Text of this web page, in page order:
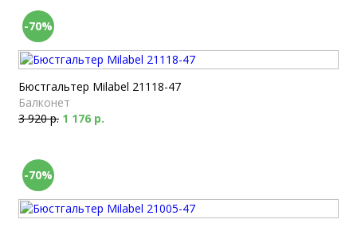
-70%
Бюстгальтер Milabel 21118-47
Балконет
3 920 р. 1 176 р.
-70%